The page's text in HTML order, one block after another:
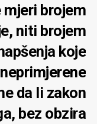
mjeri brojem
niti brojem
koje
da li zakon
bez obzira